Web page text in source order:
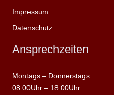
Impressum
Datenschutz
Ansprechzeiten
Montags – Donnerstags:
08:00Uhr – 18:00Uhr